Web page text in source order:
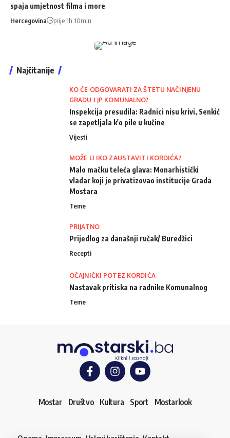
spaja umjetnost filma i more
Hercegovina prije 1h 10min
Najčitanije
KO ĆE ODGOVARATI ZA ŠTETU NAČINJENU
GRADU I JP KOMUNALNO?
Inspekcija presudila: Radnici nisu krivi, Senkić
se zapetljala k'o pile u kučine
Vijesti
MOŽE LI IKO ZAUSTAVITI KORDIĆA?
Malo mačku teleća glava: Monarhistički
vladar koji je privatizovao institucije Grada
Mostara
Teme
PRIJATNO
Prijedlog za današnji ručak/ Buredžici
Recepti
OČAJNIČKI POTEZ KORDIĆA
Nastavak pritiska na radnike Komunalnog
Teme
Mostar Društvo Kultura Sport Mostarlook